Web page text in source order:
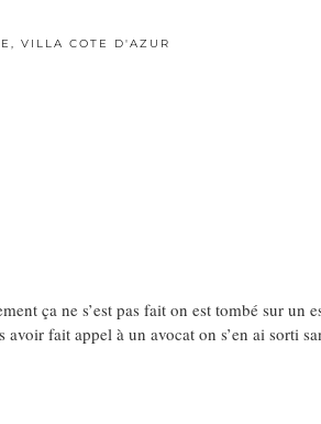
, VILLA COTE D'AZUR
ça ne s’est pas fait on est tombé sur un
fait appel à un avocat on s’en ai sorti